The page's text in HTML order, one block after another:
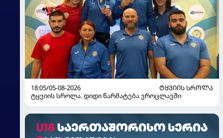
18:05/05-08-2026
ᲢᲧᲕᲘᲘᲡ ᲡᲠᲝᲚᲐ
ტყვიის სროლა. დიდი წარმატება ვროცლავში